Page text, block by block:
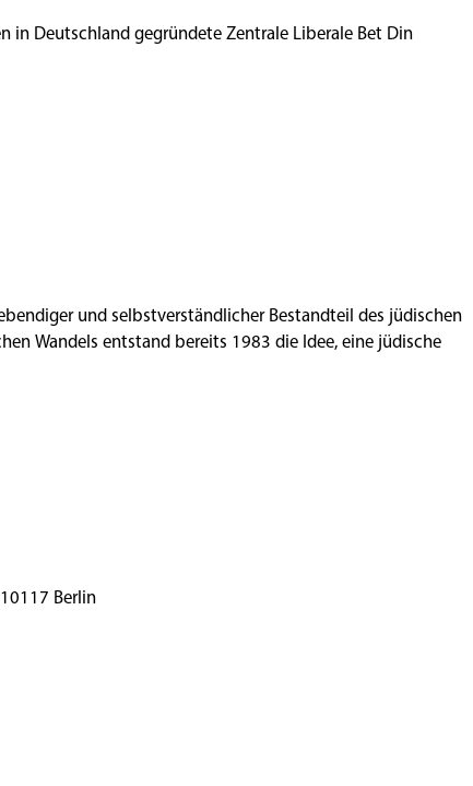
in Deutschland gegründete Zentrale Liberale Bet Din
und selbstverständlicher Bestandteil des jüdischen
Wandels entstand bereits 1983 die Idee, eine jüdische
28–30, 10117 Berlin